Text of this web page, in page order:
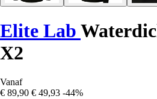
Elite Lab
X2
Vanaf
€ 89,90 € 49,93 -44%